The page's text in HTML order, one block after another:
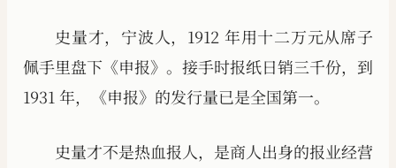
史量才，宁波人，1912 年用十二万元从席子
佩手里盘下《申报》。接手时报纸日销三千份，到
1931 年，《申报》的发行量已是全国第一。
史量才不是热血报人，是商人出身的报业经营